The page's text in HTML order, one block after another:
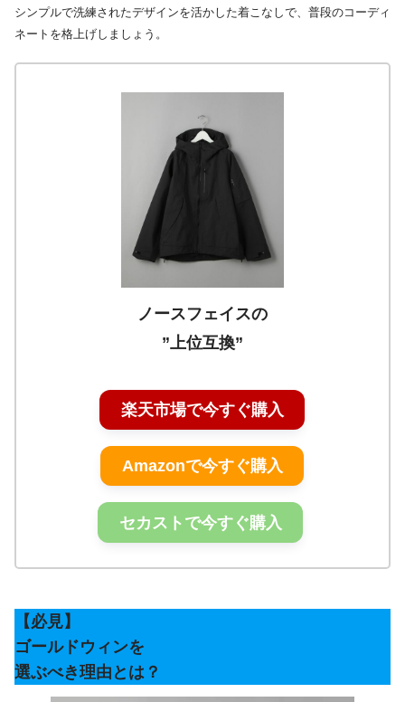
シンプルで洗練されたデザインを活かした着こなしで、普段のコーディ
ネートを格上げしましょう。
ノースフェイスの
”上位互換”
楽天市場で今すぐ購入
Amazonで今すぐ購入
セカストで今すぐ購入
【必見】
ゴールドウィンを
選ぶべき理由とは？